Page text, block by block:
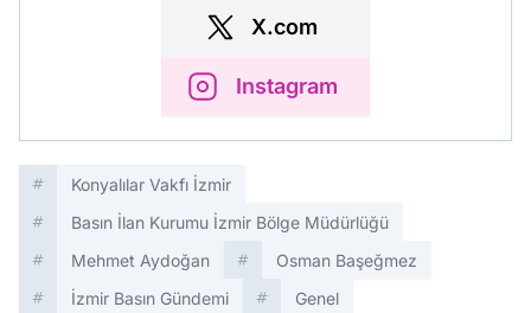
X.com
Instagram
Konyalılar Vakfı İzmir
Basın İlan Kurumu İzmir Bölge Müdürlüğü
Mehmet Aydoğan
Osman Başeğmez
İzmir Basın Gündemi
Genel